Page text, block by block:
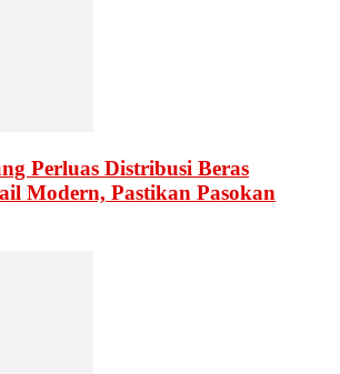
Perluas Distribusi Beras
Modern, Pastikan Pasokan